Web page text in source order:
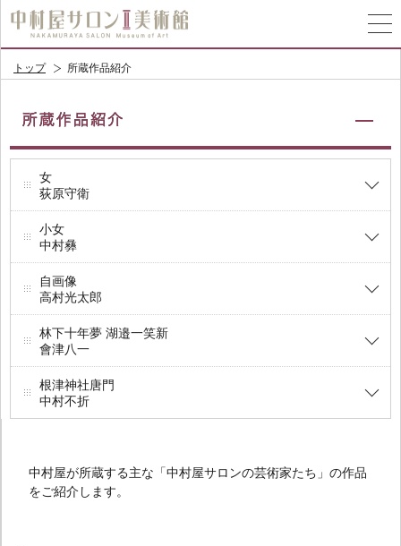
トップ 所蔵作品紹介
中村屋が所蔵する主な「中村屋サロンの芸術家たち」の作品
をご紹介します。
女
荻原守衛
小女
中村彝
自画像
高村光太郎
林下十年夢 湖邉一笑新
會津八一
根津神社唐門
中村不折